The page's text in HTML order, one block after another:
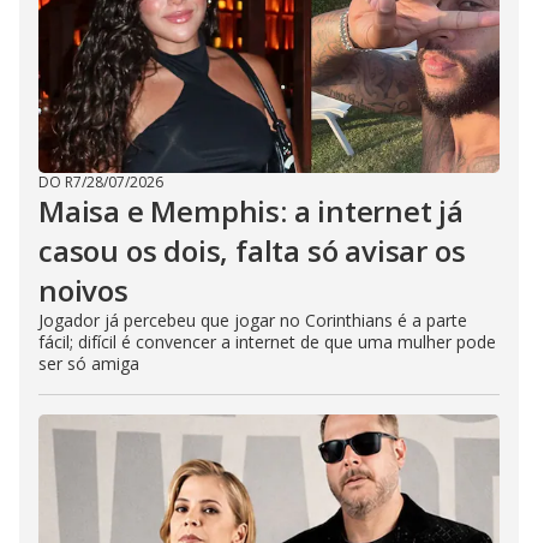
DO R7/28/07/2026
Maisa e Memphis: a internet já
casou os dois, falta só avisar os
noivos
Jogador já percebeu que jogar no Corinthians é a parte
fácil; difícil é convencer a internet de que uma mulher pode
ser só amiga